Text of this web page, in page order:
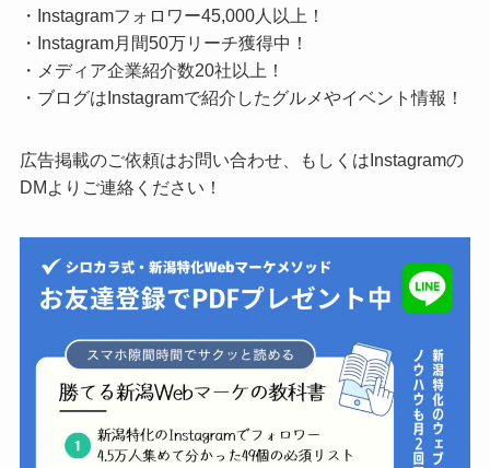
・Instagramフォロワー45,000人以上！
・Instagram月間50万リーチ獲得中！
・メディア企業紹介数20社以上！
・ブログはInstagramで紹介したグルメやイベント情報！
広告掲載のご依頼はお問い合わせ、もしくはInstagramの
DMよりご連絡ください！